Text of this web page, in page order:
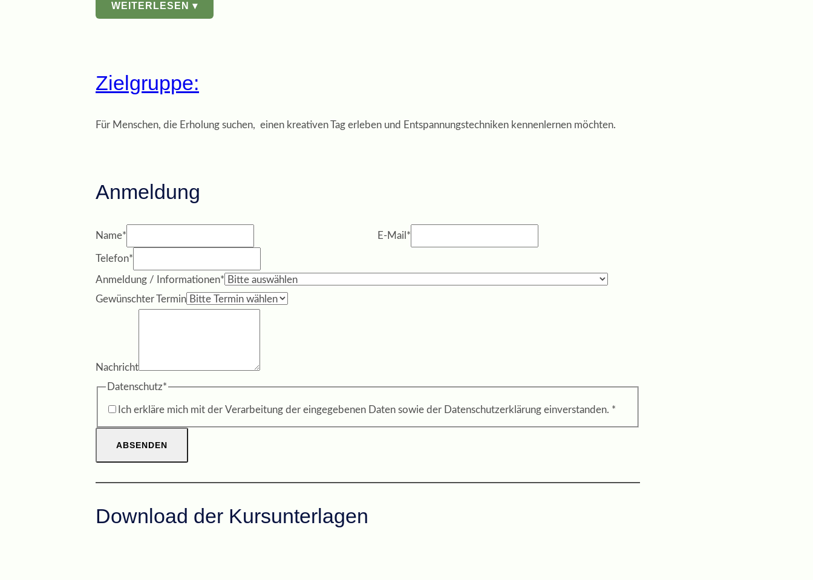
WEITERLESEN ▾
Zielgruppe:
Für Menschen, die Erholung suchen, einen kreativen Tag erleben und Entspannungstechniken kennenlernen möchten.
Anmeldung
Name* E-Mail *
Telefon*
Anmeldung / Informationen*
Gewünschter Termin
Nachricht
Datenschutz*
Ich erkläre mich mit der Verarbeitung der eingegebenen Daten sowie der Datenschutzerklärung einverstanden. *
ABSENDEN
Download der Kursunterlagen